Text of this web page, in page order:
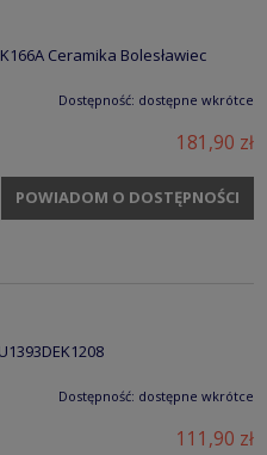
Ceramika Bolesławiec
Dostępność: dostępne wkrótce
181,90 zł
POWIADOM O DOSTĘPNOŚCI
Dostępność: dostępne wkrótce
111,90 zł